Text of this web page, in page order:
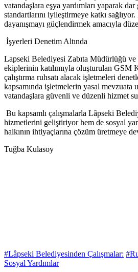
vatandaşlara eşya yardımları yaparak
standartlarını iyileştirmeye katkı
dayanışmayı güçlendirmek amacıyla
İşyerleri Denetim Altında
Lapseki Belediyesi Zabıta Müdürlüğü
ekiplerinin katılımıyla oluşturulan GSM
çalıştırma ruhsatı alacak işletmeleri
kapsamında işletmelerin yasal
vatandaşlara güvenli ve düzenli hizmet
Bu kapsamlı çalışmalarla Lâpseki
hizmetlerini geliştiriyor hem de sosyal
halkının ihtiyaçlarına çözüm üretmeye
Tuğba Kulasoy
#Lâpseki Belediyesinden Çalışmalar:
Sosyal Yardımlar